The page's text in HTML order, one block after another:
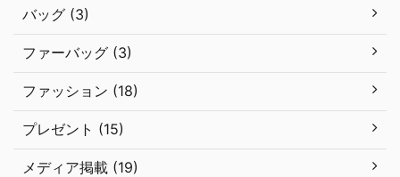
バッグ (3)
ファーバッグ (3)
ファッション (18)
プレゼント (15)
メディア掲載 (19)